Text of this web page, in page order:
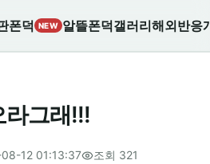
폰덕 NEW 알뜰폰덕갤러리해외반응
라그래!!!
12 01:13:37 조회 321